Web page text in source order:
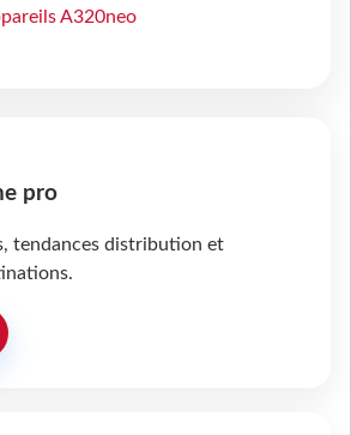
A320neo
pro
tendances distribution et